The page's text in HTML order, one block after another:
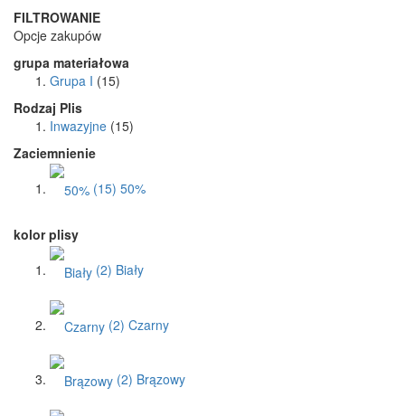
FILTROWANIE
Opcje zakupów
grupa materiałowa
Grupa I (15)
Rodzaj Plis
Inwazyjne (15)
Zaciemnienie
(15) 50%
kolor plisy
(2) Biały
(2) Czarny
(2) Brązowy